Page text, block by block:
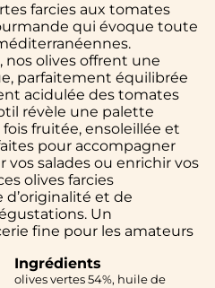
farcies aux tomates
qui évoque toute
nos olives offrent une
parfaitement équilibrée
acidulée des tomates
révèle une palette
fruitée, ensoleillée et
pour accompagner
vos salades ou enrichir vos
olives farcies
et de
Un
fine pour les amateurs
Ingrédients
olives vertes 54%, huile de